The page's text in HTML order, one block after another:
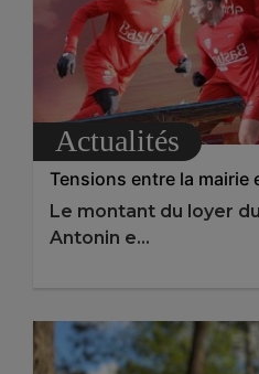
Actualités
Tensions entre la mairie
Le montant du loyer
Antonin e...